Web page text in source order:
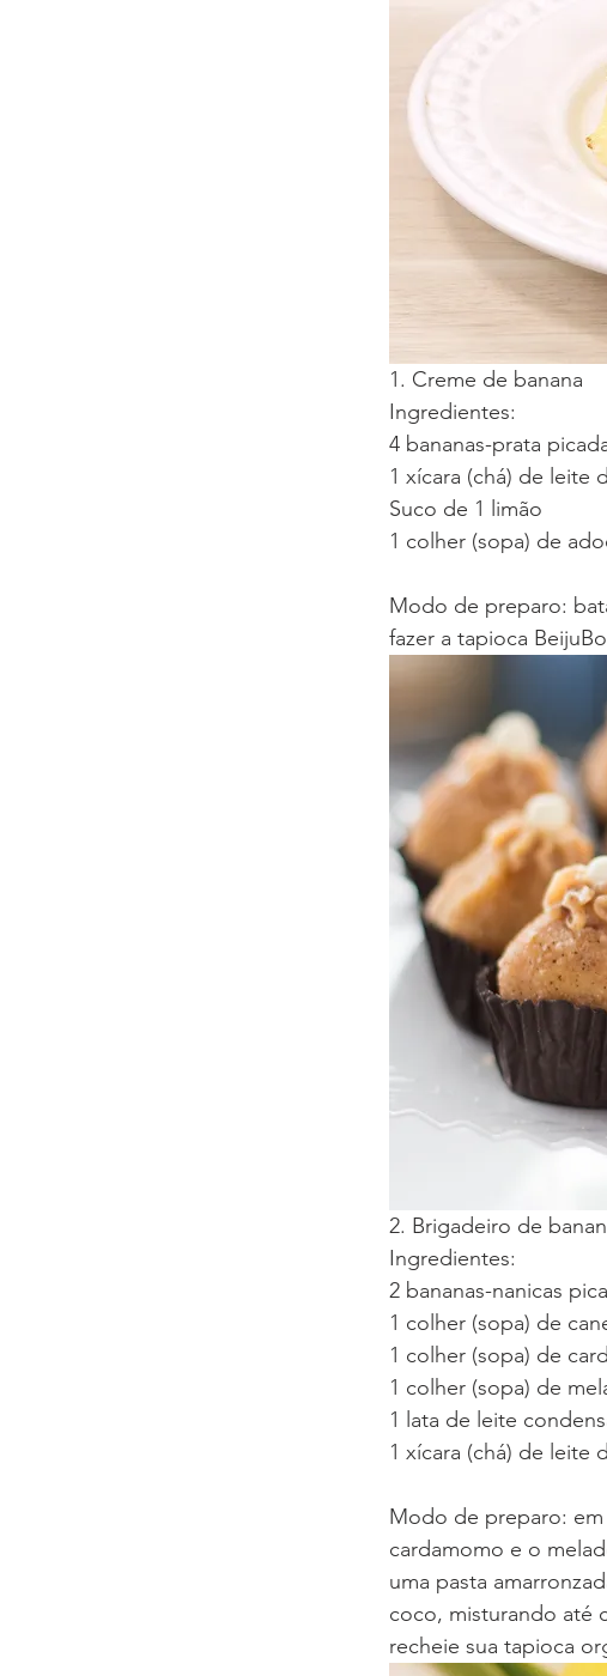
1. Creme de banana
Ingredientes:
4 bananas-prata
1 xícara (chá) de leite
Suco de 1 limão
1 colher (sopa) de
Modo de preparo:
fazer a tapioca
2. Brigadeiro de
Ingredientes:
2 bananas-nanicas
1 colher (sopa) de
1 colher (sopa) de
1 colher (sopa) de
1 lata de leite
1 xícara (chá) de leite
Modo de preparo: em
cardamomo e o
uma pasta
coco, misturando até
recheie sua tapioca